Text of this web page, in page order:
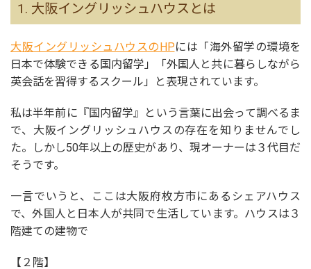
1. 大阪イングリッシュハウスとは
大阪イングリッシュハウスのHPには「海外留学の環境を
日本で体験できる国内留学」「外国人と共に暮らしながら
英会話を習得するスクール」と表現されています。
私は半年前に『国内留学』という言葉に出会って調べるま
で、大阪イングリッシュハウスの存在を知りませんでし
た。しかし50年以上の歴史があり、現オーナーは３代目だ
そうです。
一言でいうと、ここは大阪府枚方市にあるシェアハウス
で、外国人と日本人が共同で生活しています。ハウスは３
階建ての建物で
【２階】